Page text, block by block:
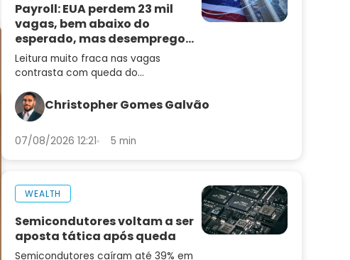
Payroll: EUA perdem 23 mil
vagas, bem abaixo do
esperado, mas desemprego
cai
Leitura muito fraca nas vagas
contrasta com queda do
no radarChristopher Gomes Galvão
07/08/2026 12:21 5 min
WEALTH
Semicondutores voltam a ser
aposta tática após queda
Semicondutores caíram até 39% em